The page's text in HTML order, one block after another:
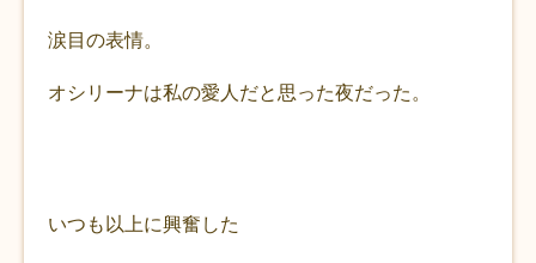
涙目の表情。
オシリーナは私の愛人だと思った夜だった。
いつも以上に興奮した